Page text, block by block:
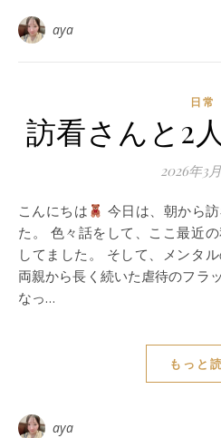
aya
日常
訪看さんと2
2026年3
こんにちは
今日は、朝から
た。 色々話をして、ここ最近
してました。 そして、メンタ
両親から長く続いた虐待のフラ
なっ…
もっと
aya